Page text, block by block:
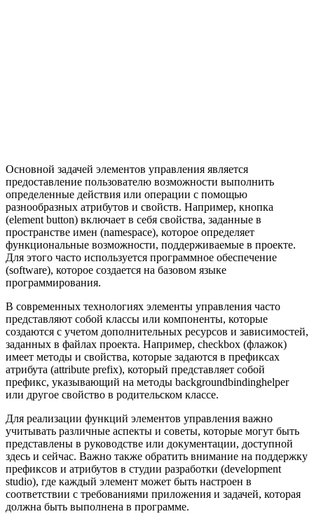
Основной задачей элементов управления является
предоставление пользователю возможности выполнить
определенные действия или операции с помощью
разнообразных атрибутов и свойств. Например, кнопка
(element button) включает в себя свойства, заданные в
пространстве имен (namespace), которое определяет
функциональные возможности, поддерживаемые в проекте.
Для этого часто используется программное обеспечение
(software), которое создается на базовом языке
программирования.
В современных технологиях элементы управления часто
представляют собой классы или компоненты, которые
создаются с учетом дополнительных ресурсов и зависимостей,
заданных в файлах проекта. Например, checkbox (флажок)
имеет методы и свойства, которые задаются в префиксах
атрибута (attribute prefix), который представляет собой
префикс, указывающий на методы backgroundbindinghelper
или другое свойство в родительском классе.
Для реализации функций элементов управления важно
учитывать различные аспекты и советы, которые могут быть
представлены в руководстве или документации, доступной
здесь и сейчас. Важно также обратить внимание на поддержку
префиксов и атрибутов в студии разработки (development
studio), где каждый элемент может быть настроен в
соответствии с требованиями приложения и задачей, которая
должна быть выполнена в программе.